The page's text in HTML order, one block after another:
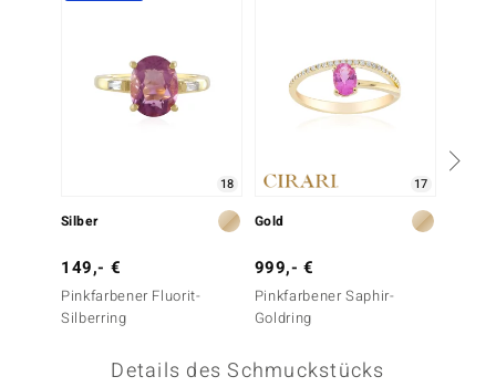
18
Silber
149,- €
Pinkfarbener Fluorit-
Silberring
17
Gold
999,- €
Pinkfarbener Saphir-
Goldring
Details des Schmuckstücks